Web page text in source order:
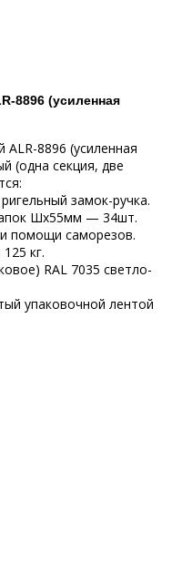
8896 (усиленная
8896 (усиленная
(одна секция, две
замок-ручка.
Шх55мм — 34шт.
помощи саморезов.
кг.
RAL 7035 светло-
упаковочной лентой